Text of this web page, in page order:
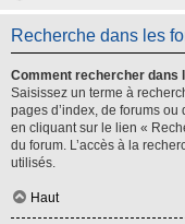
Recherche dans les
Comment rechercher dans
Saisissez un terme à
pages d’index, de forums
en cliquant sur le lien «
du forum. L’accès à la
utilisés.
Haut